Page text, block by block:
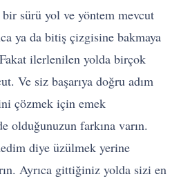
sürü yol ve yöntem mevcut
ya da bitiş çizgisine bakmaya
ilerlenilen yolda birçok
Ve siz başarıya doğru adım
çözmek için emek
olduğunuzun farkına varın.
diye üzülmek yerine
Ayrıca gittiğiniz yolda sizi en